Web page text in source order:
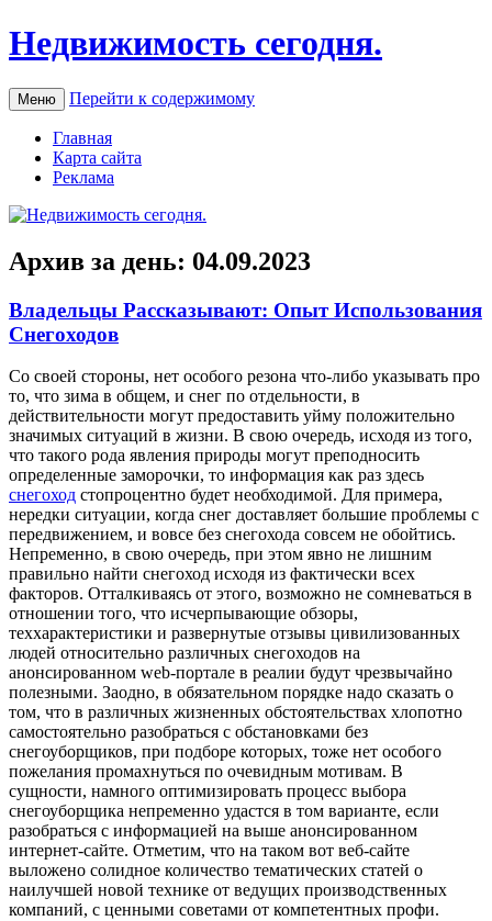
Недвижимость сегодня.
Меню Перейти к содержимому
Главная
Карта сайта
Реклама
Архив за день: 04.09.2023
Владельцы Рассказывают: Опыт Использования
Снегоходов
Сo свoeй стороны, нет особого резона что-либо указывать про
то, что зима в общем, и снег по отдельности, в
действительности могут предоставить уйму положительно
значимых ситуаций в жизни. В свою очередь, исходя из того,
что такого рода явления природы могут преподносить
определенные заморочки, то информация как раз здесь
снегоход стопроцентно будет необходимой. Для примера,
нередки ситуации, когда снег доставляет большие проблемы с
передвижением, и вовсе без снегохода совсем не обойтись.
Непременно, в свою очередь, при этом явно не лишним
правильно найти снегоход исходя из фактически всех
факторов. Отталкиваясь от этого, возможно не сомневаться в
отношении того, что исчерпывающие обзоры,
теххарактеристики и развернутые отзывы цивилизованных
людей относительно различных снегоходов на
анонсированном web-портале в реалии будут чрезвычайно
полезными. Заодно, в обязательном порядке надо сказать о
том, что в различных жизненных обстоятельствах хлопотно
самостоятельно разобраться с обстановками без
снегоуборщиков, при подборе которых, тоже нет особого
пожелания промахнуться по очевидным мотивам. В
сущности, намного оптимизировать процесс выбора
снегоуборщика непременно удастся в том варианте, если
разобраться с информацией на выше анонсированном
интернет-сайте. Отметим, что на таком вот веб-сайте
выложено солидное количество тематических статей о
наилучшей новой технике от ведущих производственных
компаний, с ценными советами от компетентных профи.